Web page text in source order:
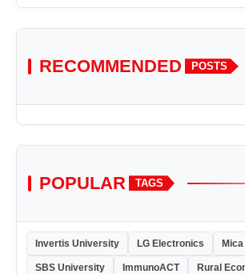
RECOMMENDED POSTS
POPULAR TAGS
Invertis University LG Electronics Mica
SBS University ImmunoACT Rural